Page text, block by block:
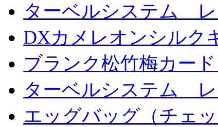
ターベルシステム
DXカメレオンシル
ブランク松竹梅カー
ターベルシステム
エッグバッグ（チェ